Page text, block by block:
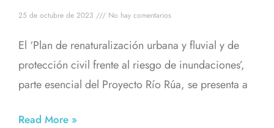
25 de octubre de 2023 No hay comentarios
El ‘Plan de renaturalización urbana y fluvial y de
protección civil frente al riesgo de inundaciones’,
parte esencial del Proyecto Río Rúa, se presenta a
Read More »